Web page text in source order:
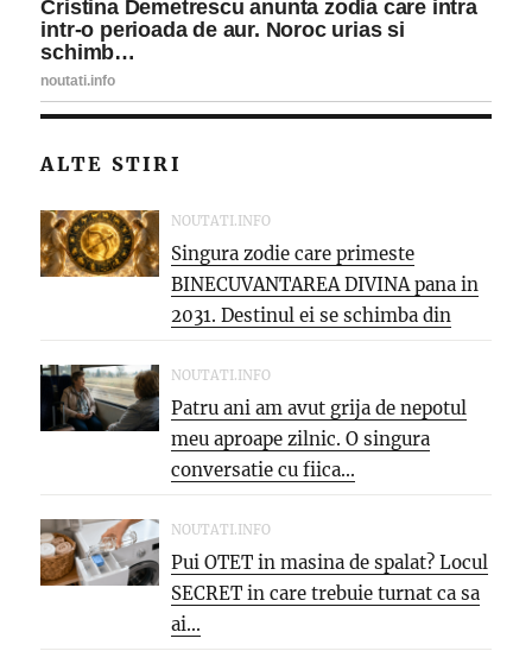
ALTE STIRI
NOUTATI.INFO
Singura zodie care primeste
BINECUVANTAREA DIVINA pana in
2031. Destinul ei se schimba din
temelii,...
NOUTATI.INFO
Patru ani am avut grija de nepotul
meu aproape zilnic. O singura
conversatie cu fiica...
NOUTATI.INFO
Pui OTET in masina de spalat? Locul
SECRET in care trebuie turnat ca sa
ai...